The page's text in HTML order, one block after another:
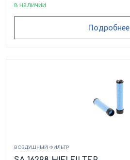
в наличии
Подробнее
ВОЗДУШНЫЙ ФИЛЬТР